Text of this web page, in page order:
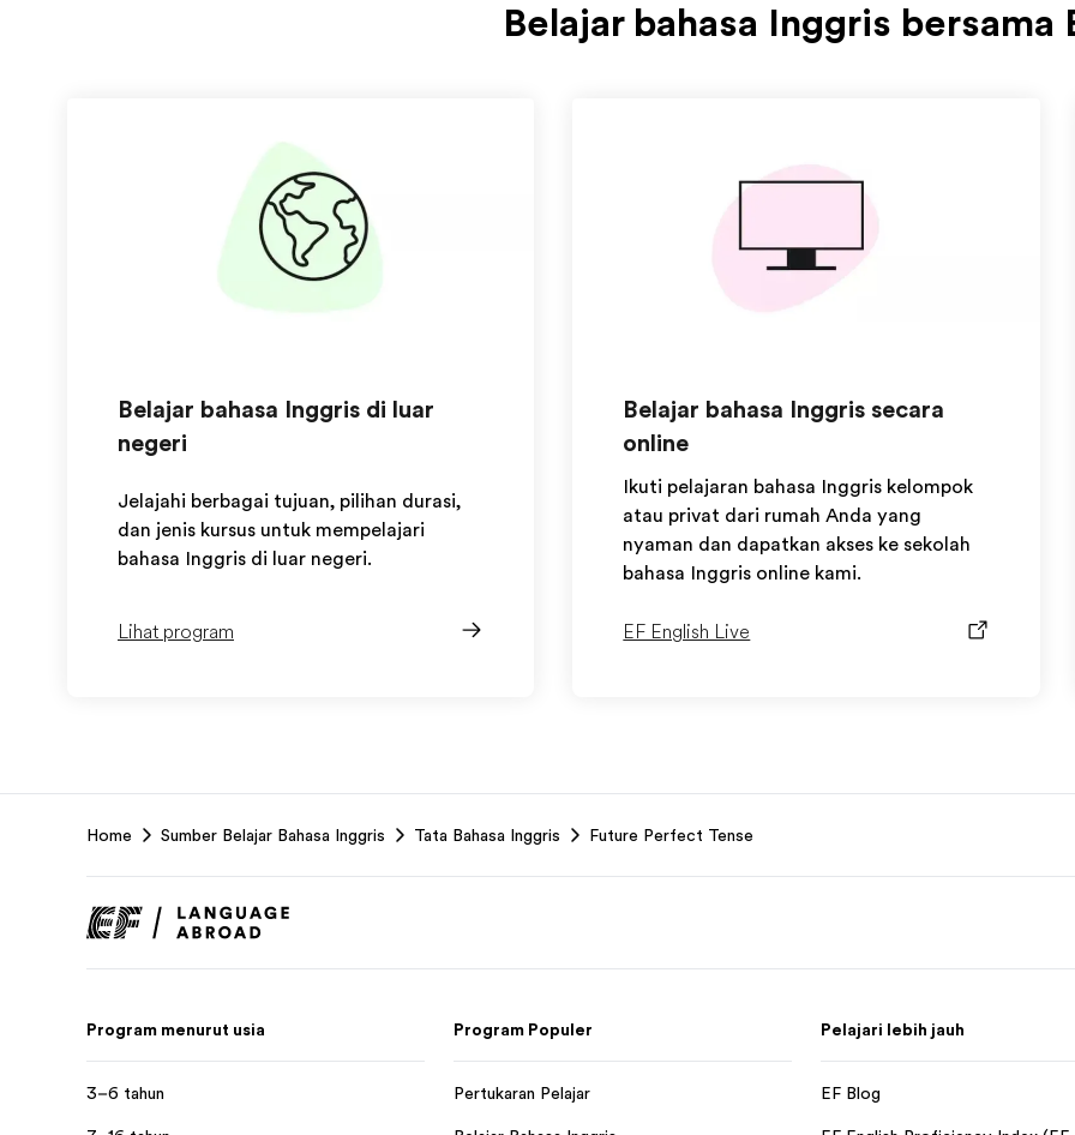
Belajar bahasa Inggris bersama
Belajar bahasa Inggris di luar
negeri
Jelajahi berbagai tujuan, pilihan durasi,
dan jenis kursus untuk mempelajari
bahasa Inggris di luar negeri.
Lihat program
Belajar bahasa Inggris secara
online
Ikuti pelajaran bahasa Inggris kelompok
atau privat dari rumah Anda yang
nyaman dan dapatkan akses ke sekolah
bahasa Inggris online kami.
EF English Live
Home Sumber Belajar Bahasa Inggris Tata Bahasa Inggris Future Perfect Tense
Program menurut usia
3–6 tahun
Program Populer
Pertukaran Pelajar
Pelajari lebih jauh
EF Blog